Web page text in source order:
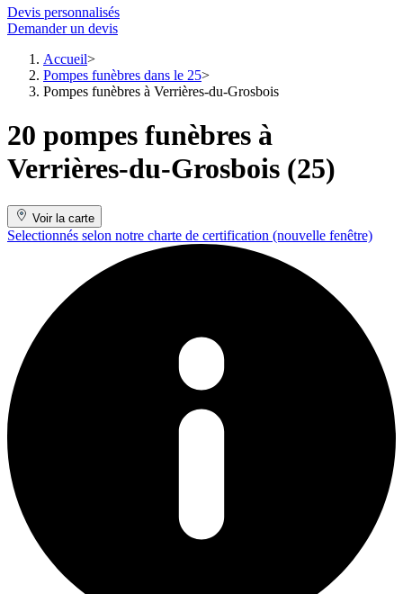
Devis personnalisés
Demander un devis
Accueil
Pompes funèbres dans le 25
Pompes funèbres à Verrières-du-Grosbois
20 pompes funèbres à
Verrières-du-Grosbois (25)
Voir la carte
Selectionnés selon notre charte de certification (nouvelle fenêtre)